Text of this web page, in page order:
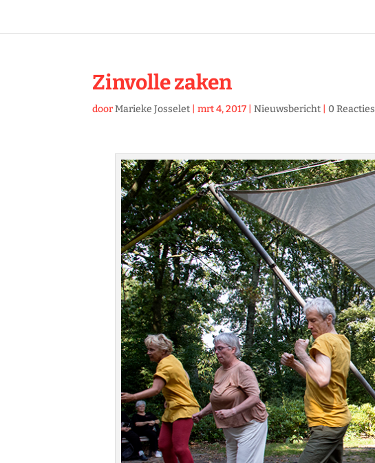
Zinvolle zaken
doorMarieke Josselet |mrt 4, 2017 |Nieuwsbericht 0 Reacties